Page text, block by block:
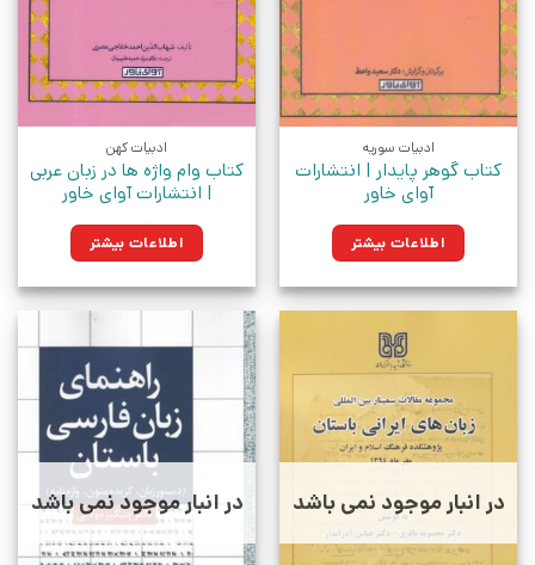
ادبیات سوریه
کتاب گوهر پایدار | انتشارات
آوای خاور
اطلاعات بیشتر
ادبیات کهن
کتاب وام واژه ها در زبان عربی
| انتشارات آوای خاور
اطلاعات بیشتر
در انبار موجود نمی باشد در انبار موجود نمی باشد